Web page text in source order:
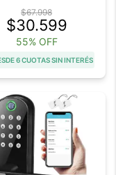
$67.998
$30.599
55% OFF
6 CUOTAS SIN INTERÉS